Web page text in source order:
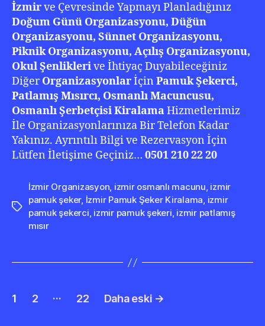
İzmirve Çevresinde Yapmayı Planladığınız
Doğum Günü Organizasyonu, Düğün
Organizasyonu, Sünnet Organizasyonu,
Piknik Organizasyonu, Açılış Organizasyonu,
Okul Şenliklerive İhtiyaç Duyabileceğiniz
Diğer Organizasyonlarİçin Pamuk Şekerci,
Patlamış Mısırcı, Osmanlı Macuncusu,
Osmanlı Şerbetçisi KiralamaHizmetlerimiz
İle Organizasyonlarınıza Bir Telefon Kadar
Yakınız. Ayrıntılı Bilgi ve Rezervasyon İçin
Lütfen İletişime Geçiniz… 0501 210 22 20
Etiketler
İzmir Organizasyon, izmir osmanlı macunu, izmir
pamuk şeker, İzmir Pamuk Şeker Kiralama, izmir
pamuk şekerci, izmir pamuk şekeri, izmir patlamış
mısır
Yazı
1 2 … 22 Daha eski →